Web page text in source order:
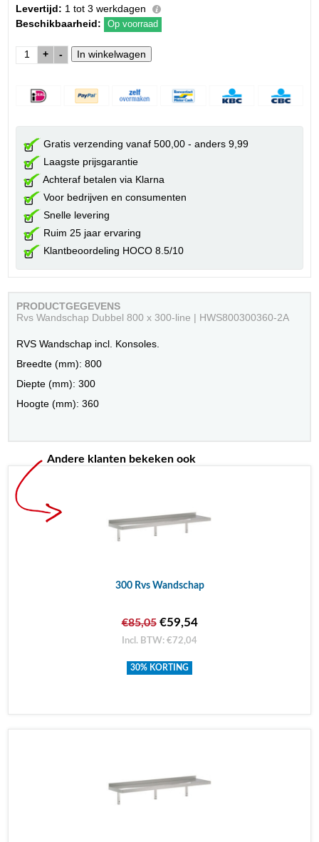
Levertijd: 1 tot 3 werkdagen
Beschikbaarheid:
Op voorraad
+ -
Gratis verzending vanaf 500,00 - anders 9,99
Laagste prijsgarantie
Achteraf betalen via Klarna
Voor bedrijven en consumenten
Snelle levering
Ruim 25 jaar ervaring
Klantbeoordeling HOCO 8.5/10
PRODUCTGEGEVENS
Rvs Wandschap Dubbel 800 x 300-line | HWS800300360-2A
RVS Wandschap incl. Konsoles.
Breedte (mm): 800
Diepte (mm): 300
Hoogte (mm): 360
Andere klanten bekeken ook
300 Rvs Wandschap
€85,05€59,54
Incl. BTW: €72,04
30% KORTING